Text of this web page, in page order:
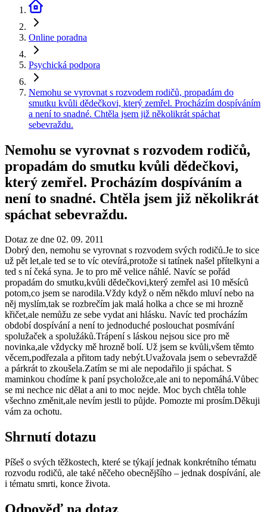
Online poradna
Psychická podpora
Nemohu se vyrovnat s rozvodem rodičů, propadám do
smutku kvůli dědečkovi, který zemřel. Procházím dospíváním
a není to snadné. Chtěla jsem již několikrát spáchat
sebevraždu.
Nemohu se vyrovnat s rozvodem rodičů,
propadám do smutku kvůli dědečkovi,
který zemřel. Procházím dospíváním a
není to snadné. Chtěla jsem již několikrát
spáchat sebevraždu.
Dotaz ze dne 02. 09. 2011
Dobrý den, nemohu se vyrovnat s rozvodem svých rodičů.Je to sice
už pět let,ale ted se to víc otevírá,protože si tatínek našel přítelkyni a
ted s ní čeká syna. Je to pro mě velice náhlé. Navíc se pořád
propadám do smutku,kvůli dědečkovi,který zemřel asi 10 měsíců
potom,co jsem se narodila.Vždy když o něm někdo mluví nebo na
něj myslím,tak se rozbrečím jak malá holka a chce se mi hrozně
křičet,ale nemůžu ze sebe vydat ani hlásku. Navíc ted procházím
období dospívání a není to jednoduché poslouchat posmívání
spolužaček a spolužáků.Trápení s láskou nejsou sice pro mě
novinka,ale vždycky mě hrozně bolí. Už jsem se kvůli,všem těmto
věcem,podřezala a přitom tady nebýt.Uvažovala jsem o sebevraždě
a párkrát to zkoušela.Zatím se mi ale nepodařilo ji spáchat. S
maminkou chodíme k paní psycholožce,ale ani to nepomáhá.Vůbec
se mi nechce nic dělat a ani to moc nejde. Moc bych chtěla tohle
všechno změnit,ale nevím jestli to půjde. Pomozte mi prosím.Děkuji
vám za ochotu.
Shrnutí dotazu
Píšeš o svých těžkostech, které se týkají jednak konkrétního tématu
rozvodu rodičů, ale také něčeho obecnějšího – jednak dospívání, ale
i tématu smrti, konce života.